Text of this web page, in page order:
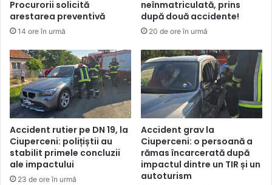
Procurorii solicită
arestarea preventivă
14 ore în urmă
neînmatriculată, prins
după două accidente!
20 de ore în urmă
Accident rutier pe DN 19, la
Ciuperceni: polițiștii au
stabilit primele concluzii
ale impactului
23 de ore în urmă
Accident grav la
Ciuperceni: o persoană a
rămas încarcerată după
impactul dintre un TIR și un
autoturism